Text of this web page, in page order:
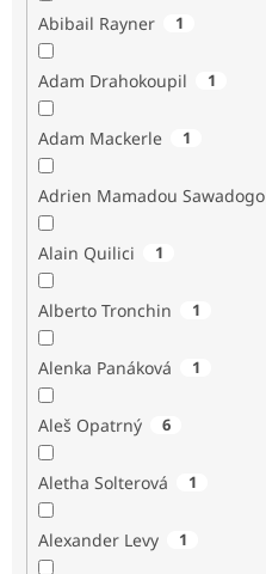
Abibail Rayner 1
Adam Drahokoupil 1
Adam Mackerle 1
Adrien Mamadou Sawadogo
Alain Quilici 1
Alberto Tronchin 1
Alenka Panáková 1
Aleš Opatrný 6
Aletha Solterová 1
Alexander Levy 1